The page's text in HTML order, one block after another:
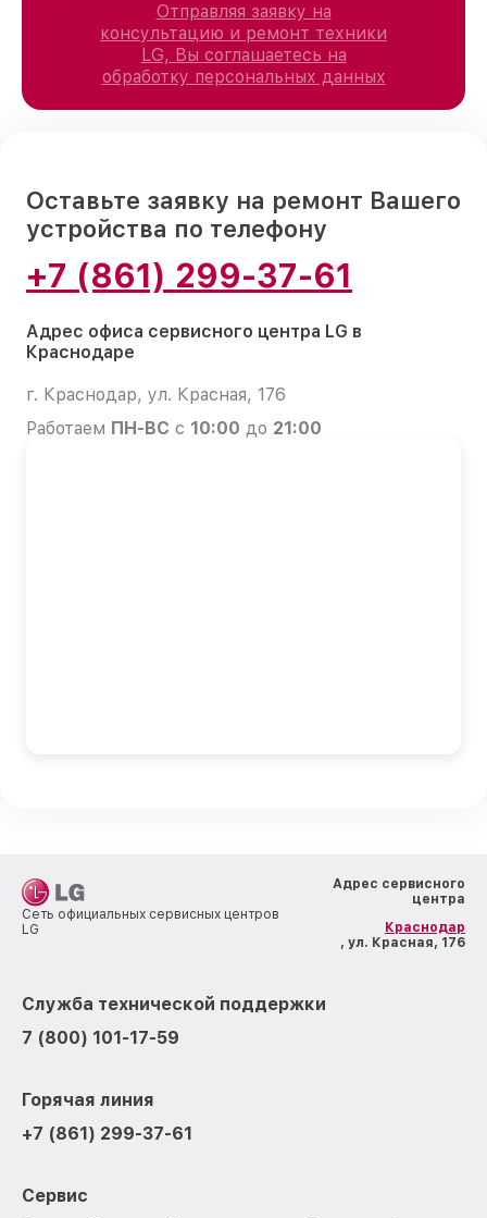
Отправляя заявку на
консультацию и ремонт техники
LG, Вы соглашаетесь на
обработку персональных данных
Оставьте заявку на ремонт Вашего
устройства по телефону
+7 (861) 299-37-61
Адрес офиса сервисного центра LG в
Краснодаре
г. Краснодар, ул. Красная, 176
Работаем ПН-ВС с 10:00 до 21:00
Сеть официальных сервисных центров
LG
Адрес сервисного
центра
Краснодар
, ул. Красная, 176
Служба технической поддержки
7 (800) 101-17-59
Горячая линия
+7 (861) 299-37-61
Сервис